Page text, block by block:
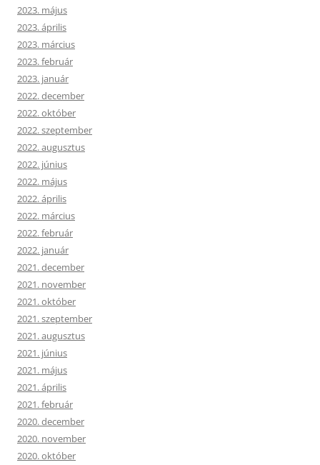
2023. május
2023. április
2023. március
2023. február
2023. január
2022. december
2022. október
2022. szeptember
2022. augusztus
2022. június
2022. május
2022. április
2022. március
2022. február
2022. január
2021. december
2021. november
2021. október
2021. szeptember
2021. augusztus
2021. június
2021. május
2021. április
2021. február
2020. december
2020. november
2020. október